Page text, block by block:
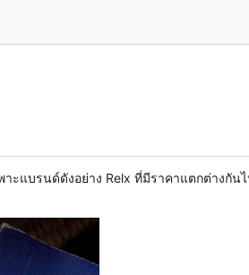
แบรนด์ดังอย่าง Relx ที่มีราคาแตกต่างกัน